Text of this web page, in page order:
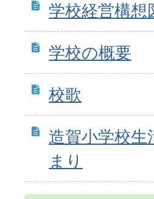
学校経営構想
学校の概要
校歌
造賀小学校生
まり